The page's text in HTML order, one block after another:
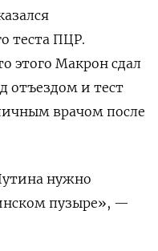
теста ПЦР.
этого Макрон сдал
отъездом и тест
врачом после
нужно
пузыре», —